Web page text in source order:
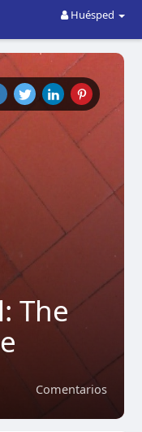
Huésped
The
Comentarios